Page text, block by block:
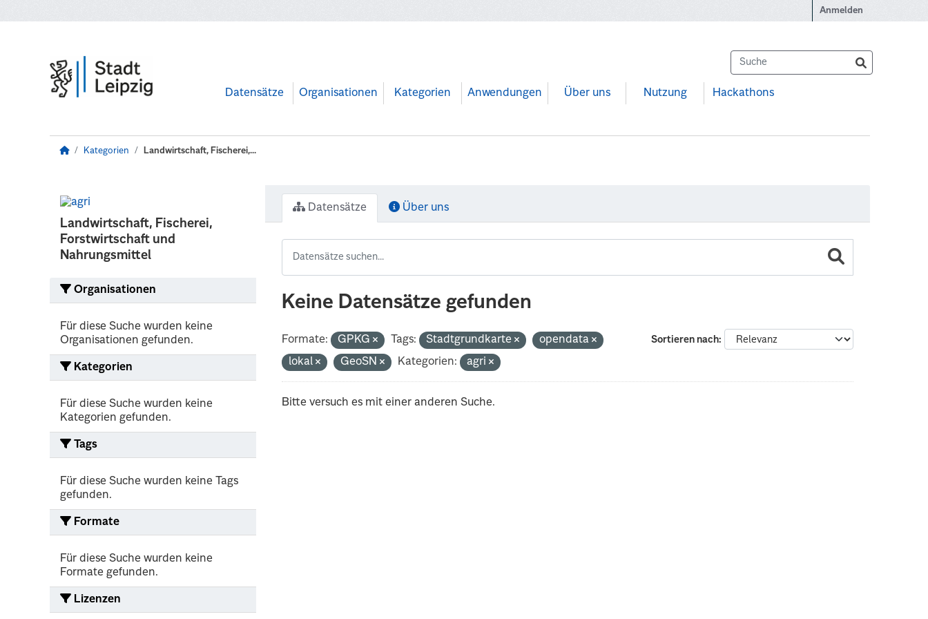
Anmelden
Datensätze Organisationen Kategorien Anwendungen Über uns Nutzung Hackathons
Kategorien Landwirtschaft, Fischerei,...
Landwirtschaft, Fischerei,
Forstwirtschaft und
Nahrungsmittel
Organisationen
Für diese Suche wurden keine
Organisationen gefunden.
Kategorien
Für diese Suche wurden keine
Kategorien gefunden.
Tags
Für diese Suche wurden keine Tags
gefunden.
Formate
Für diese Suche wurden keine
Formate gefunden.
Lizenzen
Datensätze Über uns
Keine Datensätze gefunden
Sortieren nach
Formate: GPKG Tags: Stadtgrundkarte
opendata
lokal
GeoSN Kategorien: agri
Bitte versuch es mit einer anderen Suche.